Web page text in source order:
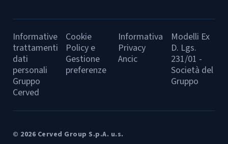
Informative
trattamenti
dati
personali
Gruppo
Cerved
Cookie
Policy e
Gestione
preferenze
Informativa
Privacy
Ancic
Modelli Ex
D. Lgs.
231/01 -
Società del
Gruppo
© 2026 Cerved Group S.p.A. u.s.